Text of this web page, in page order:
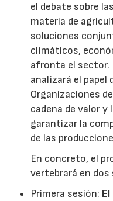
el debate sobre
materia de
soluciones
climáticos,
afronta el sector.
analizará el papel
Organizaciones
cadena de valor y
garantizar la
de las
En concreto, el
vertebrará en dos
Primera sesión: